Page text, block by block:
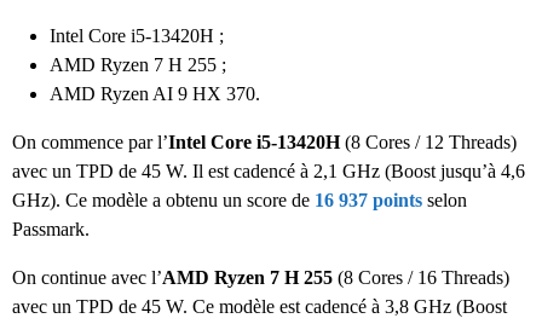
Intel Core i5-13420H ;
AMD Ryzen 7 H 255 ;
AMD Ryzen AI 9 HX 370.
On commence par l’Intel Core i5-13420H(8 Cores / 12 Threads)
avec un TPD de 45 W. Il est cadencé à 2,1 GHz (Boost jusqu’à 4,6
GHz). Ce modèle a obtenu un score de 16 937 points selon
Passmark.
On continue avec l’AMD Ryzen 7 H 255 (8 Cores / 16 Threads)
avec un TPD de 45 W. Ce modèle est cadencé à 3,8 GHz (Boost